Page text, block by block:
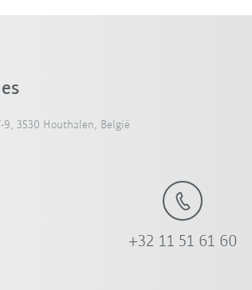
9, 3530 Houthalen, België
+32 11 51 61 60